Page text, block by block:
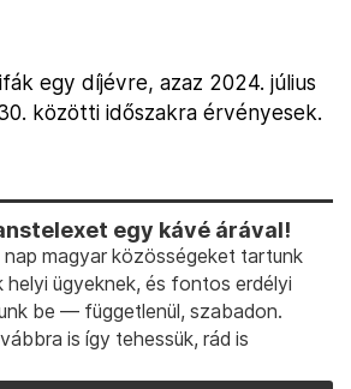
egy díjévre, azaz 2024. július
közötti időszakra érvényesek.
egy kávé árával!
nap magyar közösségeket tartunk
helyi ügyeknek, és fontos erdélyi
be — függetlenül, szabadon.
is így tehessük, rád is